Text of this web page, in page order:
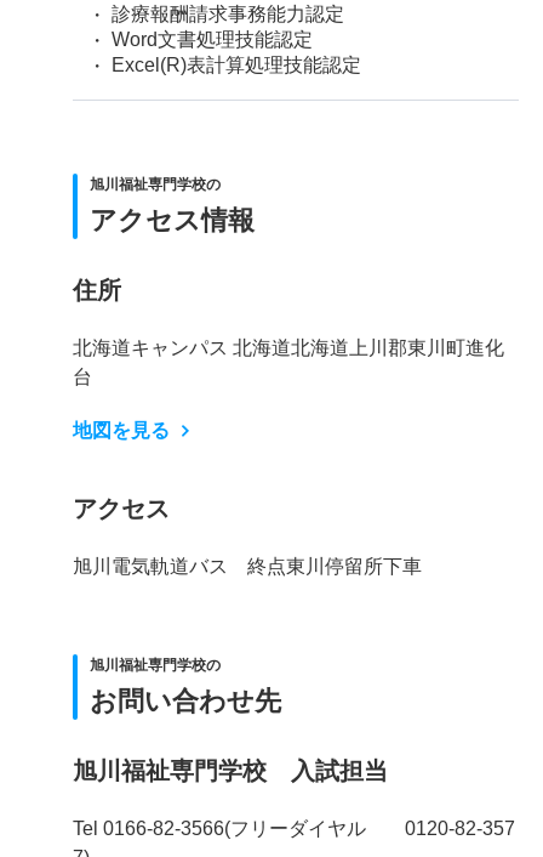
診療報酬請求事務能力認定
Word文書処理技能認定
Excel(R)表計算処理技能認定
旭川福祉専門学校の
アクセス情報
住所
北海道キャンパス 北海道北海道上川郡東川町進化
台
地図を見る
アクセス
旭川電気軌道バス 終点東川停留所下車
旭川福祉専門学校の
お問い合わせ先
旭川福祉専門学校 入試担当
Tel 0166-82-3566(フリーダイヤル 0120-82-357